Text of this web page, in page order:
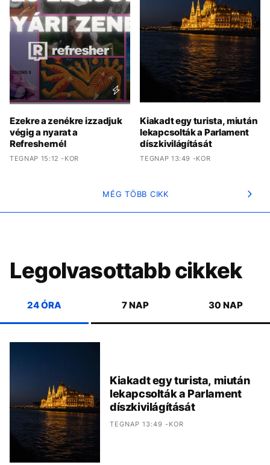
Ezekre a zenékre izzadjuk
végig a nyarat a
Refreshernél
TEGNAP 15:12 -KOR
Kiakadt egy turista, miután
lekapcsolták a Parlament
díszkivilágítását
TEGNAP 13:49 -KOR
MÉG TÖBB CIKK
Legolvasottabb cikkek
24 ÓRA 7 NAP 30 NAP
Kiakadt egy turista, miután
lekapcsolták a Parlament
díszkivilágítását
TEGNAP 13:49 -KOR